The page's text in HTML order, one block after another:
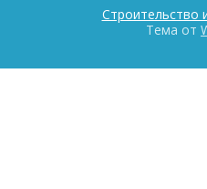
Строительство
Тема от